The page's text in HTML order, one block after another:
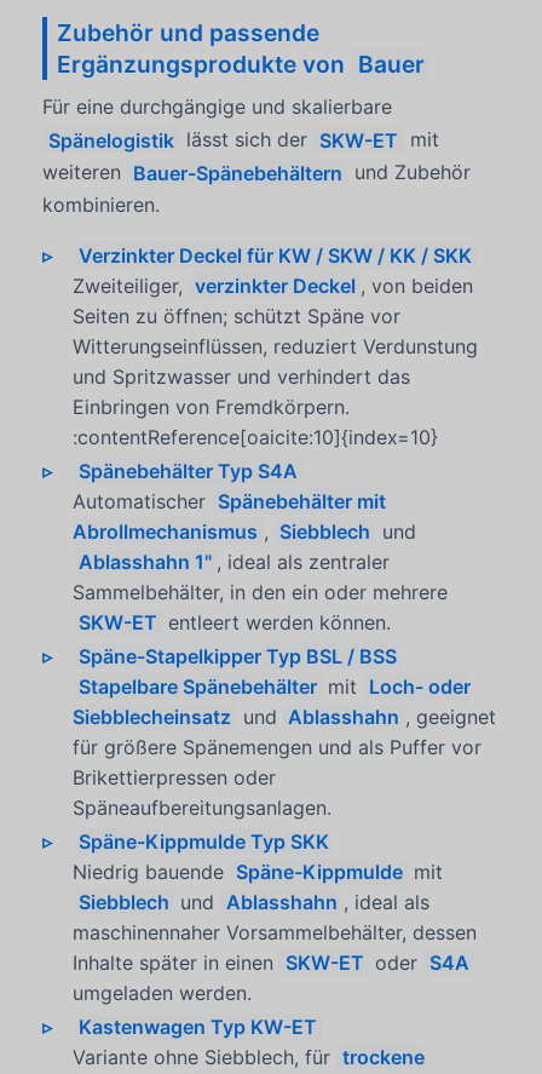
Zubehör und passende
Ergänzungsprodukte von Bauer
Für eine durchgängige und skalierbare
Spänelogistik lässt sich der SKW-ET mit
weiteren Bauer-Spänebehältern und Zubehör
kombinieren.
Verzinkter Deckel für KW / SKW / KK / SKK
Zweiteiliger, verzinkter Deckel , von beiden
Seiten zu öffnen; schützt Späne vor
Witterungseinflüssen, reduziert Verdunstung
und Spritzwasser und verhindert das
Einbringen von Fremdkörpern.
:contentReference[oaicite:10]{index=10}
Spänebehälter Typ S4A
Automatischer Spänebehälter mit
Abrollmechanismus , Siebblech und
Ablasshahn 1" , ideal als zentraler
Sammelbehälter, in den ein oder mehrere
SKW-ET entleert werden können.
Späne-Stapelkipper Typ BSL / BSS
Stapelbare Spänebehälter mit Loch- oder
Siebblecheinsatz und Ablasshahn , geeignet
für größere Spänemengen und als Puffer vor
Brikettierpressen oder
Späneaufbereitungsanlagen.
Späne-Kippmulde Typ SKK
Niedrig bauende Späne-Kippmulde mit
Siebblech und Ablasshahn , ideal als
maschinennaher Vorsammelbehälter, dessen
Inhalte später in einen SKW-ET oder S4A
umgeladen werden.
Kastenwagen Typ KW-ET
Variante ohne Siebblech, für trockene